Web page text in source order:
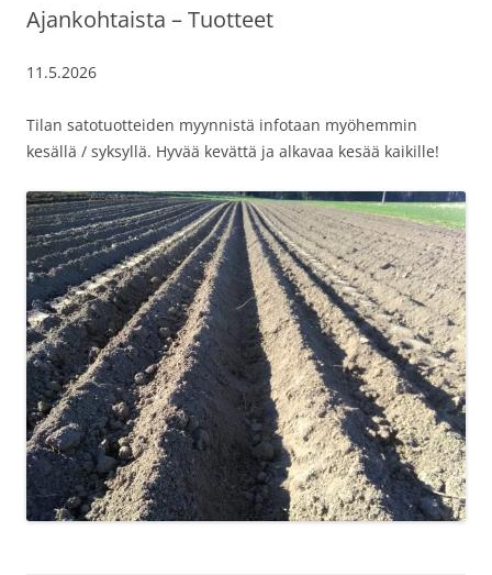
Ajankohtaista – Tuotteet
11.5.2026
Tilan satotuotteiden myynnistä infotaan myöhemmin
kesällä / syksyllä. Hyvää kevättä ja alkavaa kesää kaikille!